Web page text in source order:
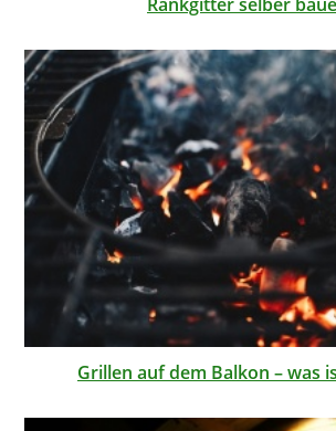
Grillen auf dem Balkon – was